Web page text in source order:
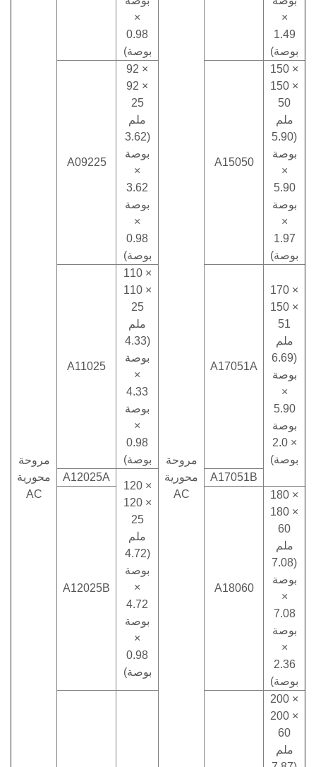
مروحة
محورية
AC
×
0.98
بوصة)
مروحة
محورية
AC
×
1.49
بوصة)
A09225
92 ×
92 ×
25
ملم
(3.62
بوصة
×
3.62
بوصة
×
0.98
بوصة)
A15050
150 ×
150 ×
50
ملم
(5.90
بوصة
×
5.90
بوصة
×
1.97
بوصة)
A11025
110 ×
110 ×
25
ملم
(4.33
بوصة
×
4.33
بوصة
×
0.98
بوصة)
A17051A
170 ×
150 ×
51
ملم
(6.69
بوصة
×
5.90
بوصة
× 2.0
بوصة)
A12025A
120 ×
120 ×
25
ملم
(4.72
بوصة
×
4.72
بوصة
×
0.98
بوصة)
A17051B
A12025B A18060
180 ×
180 ×
60
ملم
(7.08
بوصة
×
7.08
بوصة
×
2.36
بوصة)
200 ×
200 ×
60
ملم